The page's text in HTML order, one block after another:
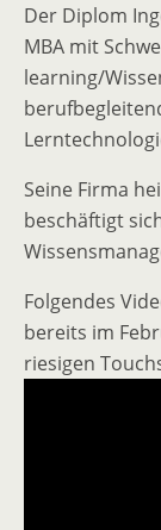
Der Diplom
MBA mit
learning/
Seine Firma
beschäftigt
Folgendes
bereits im
riesigen